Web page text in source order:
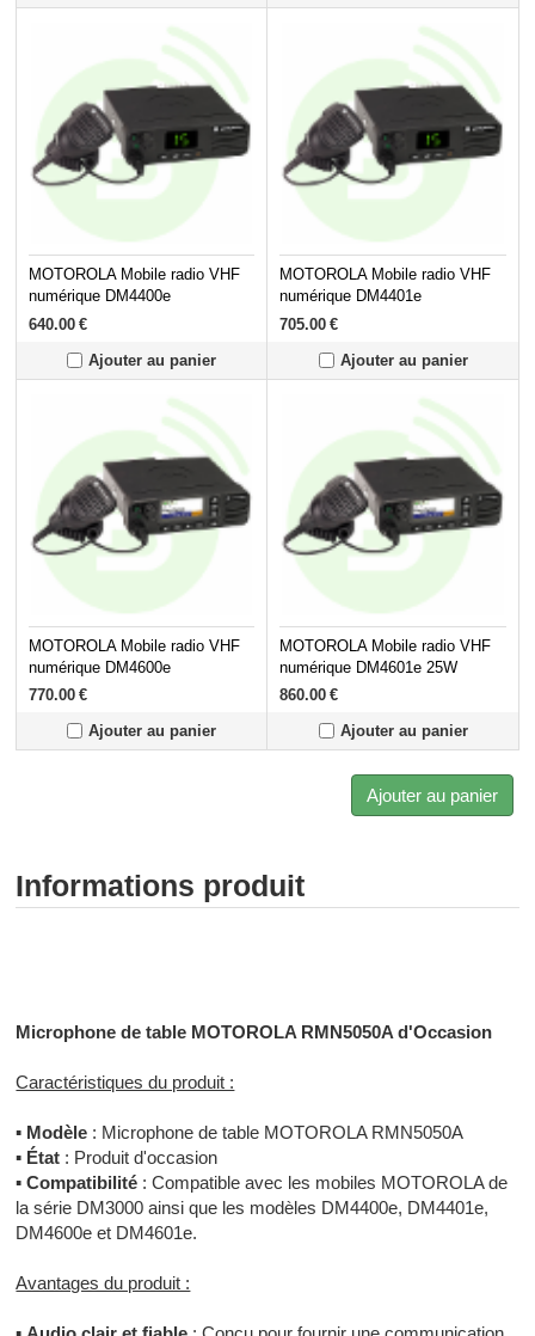
MOTOROLA Mobile radio VHF
numérique DM4400e
640.00 €
Ajouter au panier
MOTOROLA Mobile radio VHF
numérique DM4401e
705.00 €
Ajouter au panier
MOTOROLA Mobile radio VHF
numérique DM4600e
770.00 €
Ajouter au panier
MOTOROLA Mobile radio VHF
numérique DM4601e 25W
860.00 €
Ajouter au panier
Ajouter au panier
Informations produit
Microphone de table MOTOROLA RMN5050A d'Occasion
Caractéristiques du produit :
▪ Modèle : Microphone de table MOTOROLA RMN5050A
▪ État : Produit d'occasion
▪ Compatibilité : Compatible avec les mobiles MOTOROLA de
la série DM3000 ainsi que les modèles DM4400e, DM4401e,
DM4600e et DM4601e.
Avantages du produit :